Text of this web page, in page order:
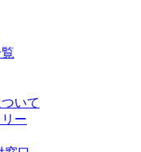
いて
ー